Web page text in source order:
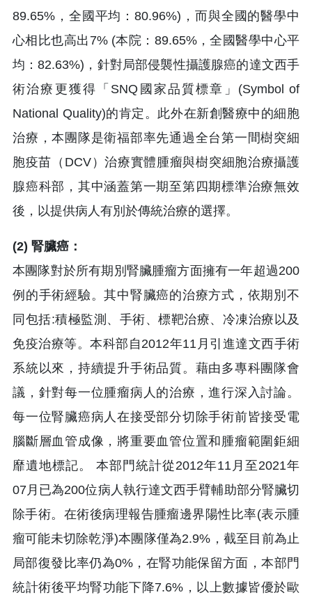
89.65%，全國平均：80.96%)，而與全國的醫學中
心相比也高出7% (本院：89.65%，全國醫學中心平
均：82.63%)，針對局部侵襲性攝護腺癌的達文西手
術治療更獲得「SNQ國家品質標章」(Symbol of
National Quality)的肯定。此外在新創醫療中的細胞
治療，本團隊是衛福部率先通過全台第一間樹突細
胞疫苗（DCV）治療實體腫瘤與樹突細胞治療攝護
腺癌科部，其中涵蓋第一期至第四期標準治療無效
後，以提供病人有別於傳統治療的選擇。
(2) 腎臟癌：
本團隊對於所有期別腎臟腫瘤方面擁有一年超過200
例的手術經驗。其中腎臟癌的治療方式，依期別不
同包括:積極監測、手術、標靶治療、冷凍治療以及
免疫治療等。本科部自2012年11月引進達文西手術
系統以來，持續提升手術品質。藉由多專科團隊會
議，針對每一位腫瘤病人的治療，進行深入討論。
每一位腎臟癌病人在接受部分切除手術前皆接受電
腦斷層血管成像，將重要血管位置和腫瘤範圍鉅細
靡遺地標記。 本部門統計從2012年11月至2021年
07月已為200位病人執行達文西手臂輔助部分腎臟切
除手術。在術後病理報告腫瘤邊界陽性比率(表示腫
瘤可能未切除乾淨)本團隊僅為2.9%，截至目前為止
局部復發比率仍為0%，在腎功能保留方面，本部門
統計術後平均腎功能下降7.6%，以上數據皆優於歐